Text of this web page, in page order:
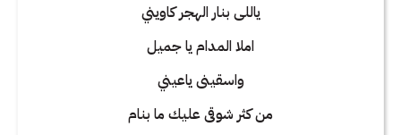
ياللى بنار الهجر كاويني
املا المدام يا جميل
واسقينى ياعيني
من كثر شوقى عليك ما بنام